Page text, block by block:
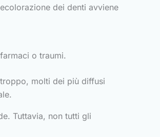
dei denti avviene
o traumi.
molti dei più diffusi
Tuttavia, non tutti gli